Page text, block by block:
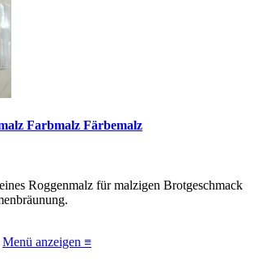
Farbmalz Färbemalz
Roggenmalz für malzigen Brotgeschmack
Menü anzeigen ≡